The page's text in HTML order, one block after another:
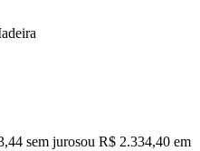
sem jurosou R$ 2.334,40 em